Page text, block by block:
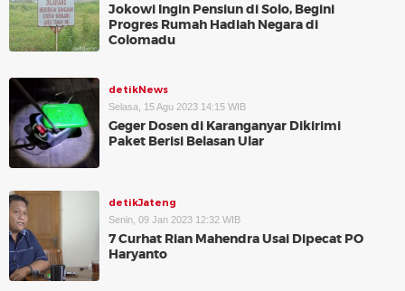
Jokowi Ingin Pensiun di Solo, Begini
Progres Rumah Hadiah Negara di
Colomadu
detikNews
Selasa, 15 Agu 2023 14:15 WIB
Geger Dosen di Karanganyar Dikirimi
Paket Berisi Belasan Ular
detikJateng
Senin, 09 Jan 2023 12:32 WIB
7 Curhat Rian Mahendra Usai Dipecat PO
Haryanto